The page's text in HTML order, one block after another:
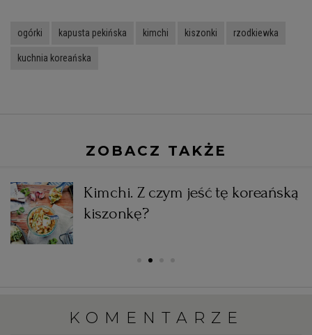
ogórki kapusta pekińska kimchi kiszonki rzodkiewka
kuchnia koreańska
ZOBACZ TAKŻE
Kimchi. Z czym jeść tę koreańską
kiszonkę?
KOMENTARZE